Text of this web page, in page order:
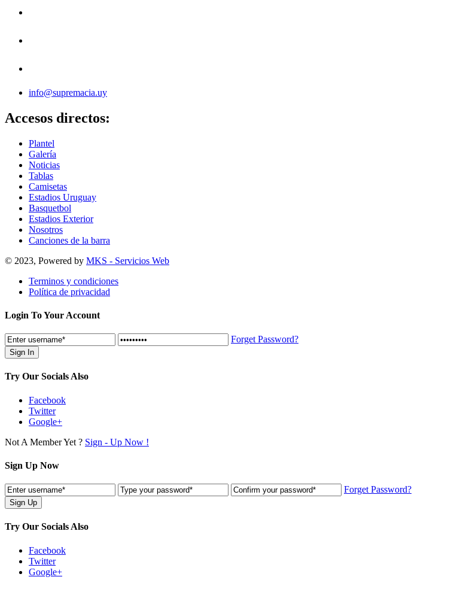
info@supremacia.uy
Accesos directos:
Plantel
Galería
Noticias
Tablas
Camisetas
Estadios Uruguay
Basquetbol
Estadios Exterior
Nosotros
Canciones de la barra
© 2023, Powered by MKS - Servicios Web
Terminos y condiciones
Política de privacidad
Login To Your Account
Forget Password?
Try Our Socials Also
Facebook
Twitter
Google+
Not A Member Yet ? Sign - Up Now !
Sign Up Now
Forget Password?
Try Our Socials Also
Facebook
Twitter
Google+